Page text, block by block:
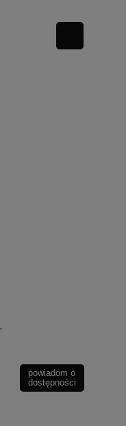
powiadom o
dostępności